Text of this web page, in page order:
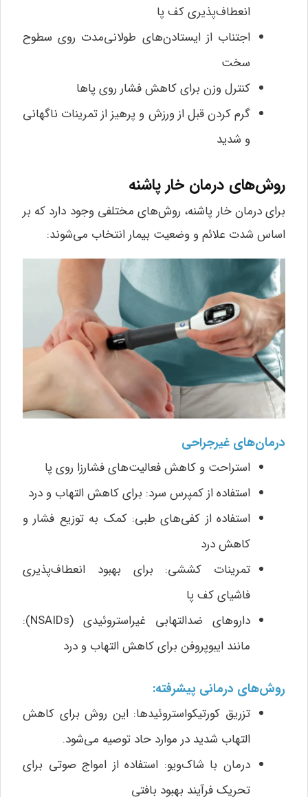
انعطاف‌پذیری کف پا
اجتناب از ایستادن‌های طولانی‌مدت روی سطوح
سخت
کنترل وزن برای کاهش فشار روی پاها
گرم کردن قبل از ورزش و پرهیز از تمرینات ناگهانی
و شدید
روش‌های درمان خار پاشنه
برای درمان خار پاشنه، روش‌های مختلفی وجود دارد که بر
اساس شدت علائم و وضعیت بیمار انتخاب می‌شوند:
درمان‌های غیرجراحی
استراحت و کاهش فعالیت‌های فشارزا روی پا
استفاده از کمپرس سرد: برای کاهش التهاب و درد
استفاده از کفی‌های طبی: کمک به توزیع فشار و
کاهش درد
تمرینات کششی: برای بهبود انعطاف‌پذیری
فاشیای کف پا
داروهای ضدالتهابی غیراستروئیدی (NSAIDs):
مانند ایبوپروفن برای کاهش التهاب و درد
روش‌های درمانی پیشرفته:
تزریق کورتیکواستروئیدها: این روش برای کاهش
التهاب شدید در موارد حاد توصیه می‌شود.
درمان با شاک‌ویو: استفاده از امواج صوتی برای
تحریک فرآیند بهبود بافتی